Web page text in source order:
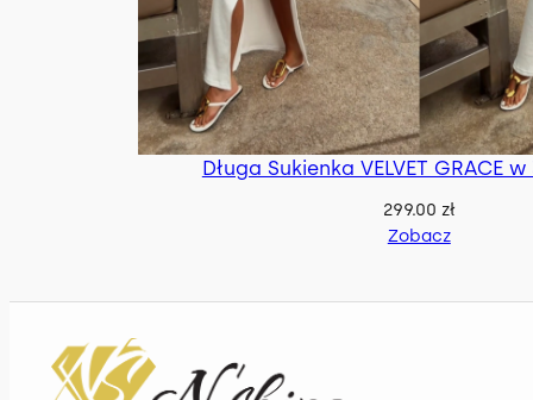
Długa Sukienka VELVET GRACE
299.00 zł
Zobacz